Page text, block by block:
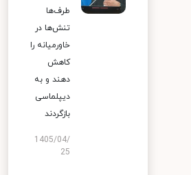
طرف‌ها
تنش‌ها در
خاورمیانه را
کاهش
دهند و به
دیپلماسی
بازگردند
1405/04/
25